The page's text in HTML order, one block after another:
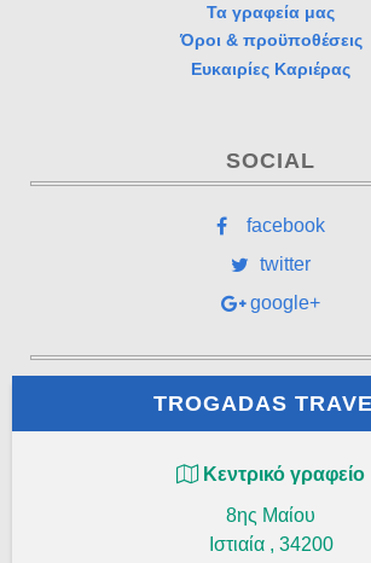
Τα γραφεία μας
Όροι & προϋποθέσεις
Ευκαιρίες Καριέρας
SOCIAL
facebook
twitter
google+
TROGADAS
Κεντρικό γραφείο
8ης Μαίου
Ιστιαία , 34200